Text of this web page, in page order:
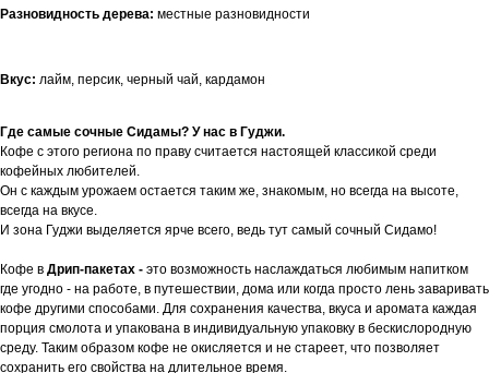
Разновидность дерева: местные разновидности
Вкус: лайм, персик, черный чай, кардамон
Где самые сочные Сидамы? У нас в Гуджи.
Кофе с этого региона по праву считается настоящей классикой среди
кофейных любителей.
Он с каждым урожаем остается таким же, знакомым, но всегда на высоте,
всегда на вкусе.
И зона Гуджи выделяется ярче всего, ведь тут самый сочный Сидамо!
Кофе в Дрип-пакетах - это возможность наслаждаться любимым напитком
где угодно - на работе, в путешествии, дома или когда просто лень заваривать
кофе другими способами. Для сохранения качества, вкуса и аромата каждая
порция смолота и упакована в индивидуальную упаковку в бескислородную
среду. Таким образом кофе не окисляется и не стареет, что позволяет
сохранить его свойства на длительное время.